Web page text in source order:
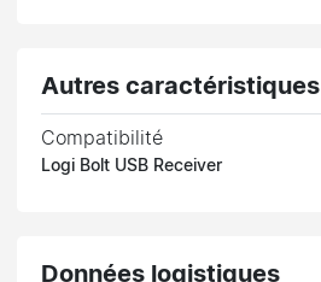
Autres caractéristiques
Compatibilité
Logi Bolt USB Receiver
Données logistiques